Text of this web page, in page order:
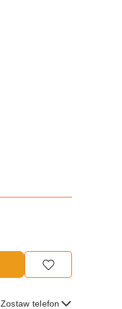
Zostaw telefon